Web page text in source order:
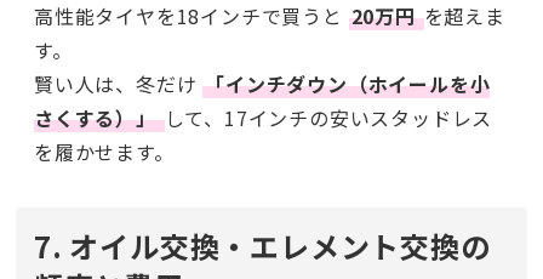
高性能タイヤを18インチで買うと 20万円を超えま
す。
賢い人は、冬だけ「インチダウン（ホイールを小
さくする）」して、17インチの安いスタッドレス
を履かせます。
7. オイル交換・エレメント交換の